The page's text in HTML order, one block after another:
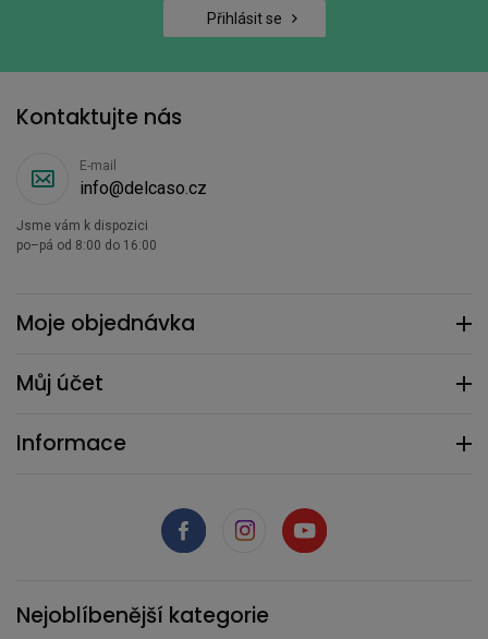
Přihlásit se
Moje objednávka
Můj účet
Informace
Kontaktujte nás
E-mail
info@delcaso.cz
Jsme vám k dispozici
po–pá od 8:00 do 16:00
Nejoblíbenější kategorie